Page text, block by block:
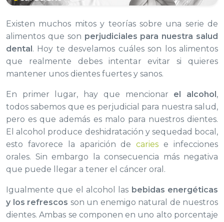
Existen muchos mitos y teorías sobre una serie de
alimentos que son perjudiciales para nuestra salud
dental. Hoy te desvelamos cuáles son los alimentos
que realmente debes intentar evitar si quieres
mantener unos dientes fuertes y sanos.
En primer lugar, hay que mencionar el alcohol,
todos sabemos que es perjudicial para nuestra salud,
pero es que además es malo para nuestros dientes.
El alcohol produce deshidratación y sequedad bocal,
esto favorece la aparición decaries e infecciones
orales. Sin embargo la consecuencia más negativa
que puede llegar a tener el cáncer oral.
Igualmente que el alcohol las bebidas energéticas
y los refrescos son un enemigo natural de nuestros
dientes. Ambas se componen en uno alto porcentaje